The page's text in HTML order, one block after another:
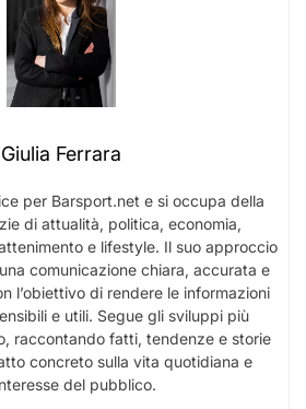
Giulia Ferrara
per Barsport.net e si occupa della
di attualità, politica, economia,
e lifestyle. Il suo approccio
comunicazione chiara, accurata e
l’obiettivo di rendere le informazioni
e utili. Segue gli sviluppi più
raccontando fatti, tendenze e storie
concreto sulla vita quotidiana e
del pubblico.